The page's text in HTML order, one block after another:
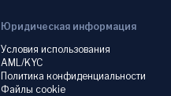
Юридическая информация
Условия использования
AML/KYC
Политика конфиденциальности
Файлы cookie